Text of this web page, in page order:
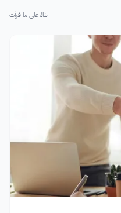
بناءً على ما قرأت